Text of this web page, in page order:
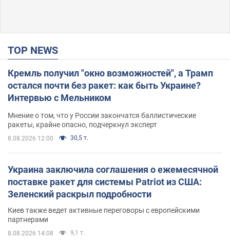
TOP NEWS
Кремль получил "окно возможностей", а Трамп
остался почти без ракет: как быть Украине?
Интервью с Мельником
Мнение о том, что у России закончатся баллистические
ракеты, крайне опасно, подчеркнул эксперт
8.08.2026 12:00 30,5 т.
Украина заключила соглашения о ежемесячной
поставке ракет для системы Patriot из США:
Зеленский раскрыл подробности
Киев также ведет активные переговоры с европейскими
партнерами
8.08.2026 14:08 9,1 т.